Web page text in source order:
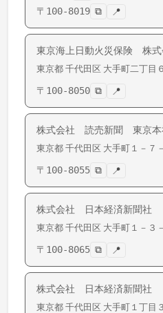
〒 100-8019 ⧉ 📍
東京海上日動火災保険 株式
東京都 千代田区 大手町二丁目
〒 100-8050 ⧉ 📍
株式会社 読売新聞 東京本
東京都 千代田区 大手町 １－７
〒 100-8055 ⧉ 📍
株式会社 日本経済新聞社
東京都 千代田区 大手町 １－３
〒 100-8065 ⧉ 📍
株式会社 日本経済新聞社
東京都 千代田区 大手町 １丁目